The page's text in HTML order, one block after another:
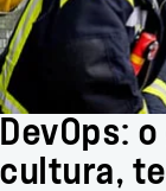
DevOps:
cultura,